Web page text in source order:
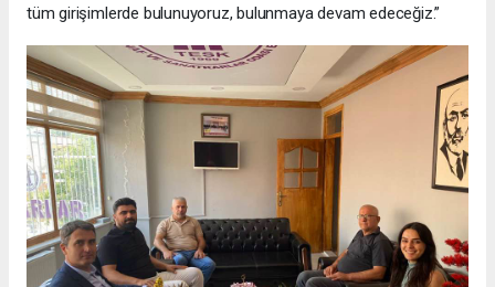
tüm girişimlerde bulunuyoruz, bulunmaya devam edeceğiz.”